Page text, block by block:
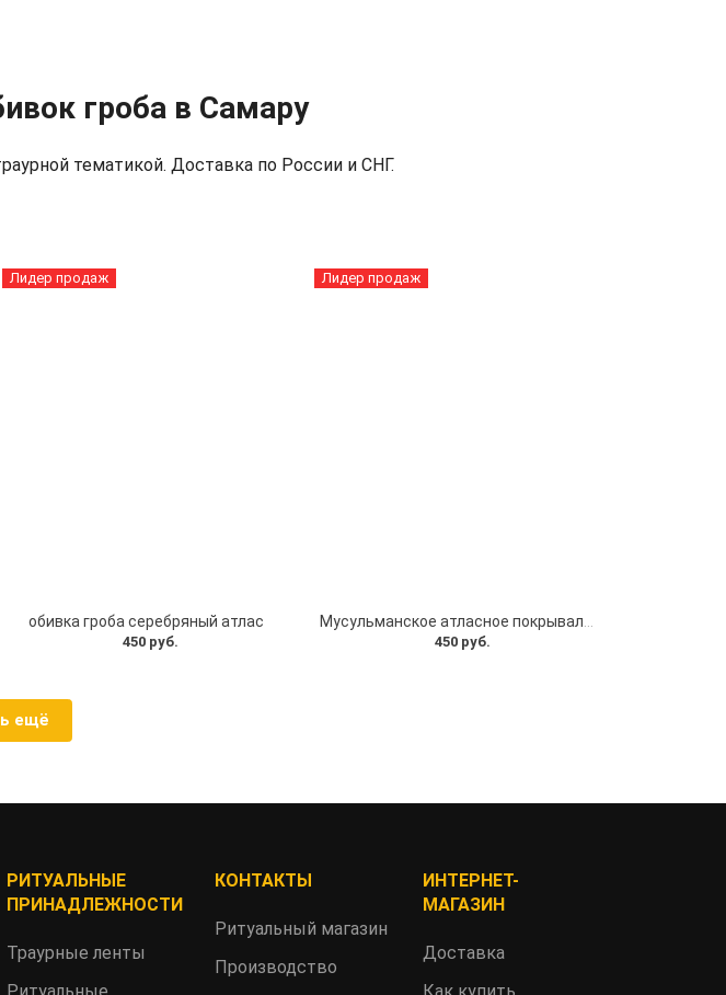
гроба в Самару
тематикой. Доставка по России и СНГ.
Лидер продаж
обивка гроба серебряный атлас
450 руб.
Лидер продаж
450 руб.
ещё
РИТУАЛЬНЫЕ
ПРИНАДЛЕЖНОСТИ
Траурные ленты
КОНТАКТЫ
Ритуальный магазин
Производство
ИНТЕРНЕТ-
МАГАЗИН
Доставка